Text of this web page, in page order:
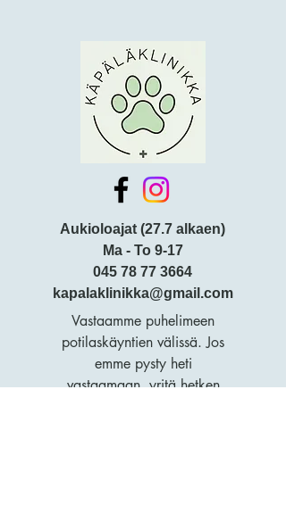
Aukioloajat (27.7 alkaen)
Ma - To 9-17
045 78 77 3664
kapalaklinikka@gmail.com
Vastaamme puhelimeen
potilaskäyntien välissä. Jos
emme pysty heti
vastaamaan, yritä hetken